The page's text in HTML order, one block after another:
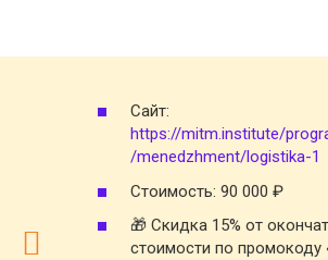
Сайт:
https://mitm.institute/
/menedzhment/logistika-1
Стоимость: 90 000 ₽
🎁 Скидка 15% от
стоимости по промокоду